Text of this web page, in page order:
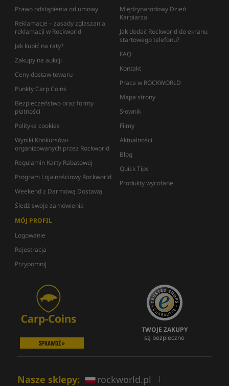
Prawo odstąpienia od umowy
Reklamacje – zasady zgłaszania
reklamacji w Rockworld
Jak kupić na raty?
Zakupy na aukcji
Ceny dostaw towaru
Punkty Carp Coins
Bezpieczeństwo oraz formy
płatności
Polityka cookies
Wyniki Konkursów+
organizowanych przez Rockworld
Regulamin Karty Rabatowej
Program Lojalnościowy Rockworld
Weekend z Darmową Dostawą
Śledź swoje zamówienia
Międzynarodowy Dzień
Karpiarza
Jak dodać Rockworld do ekranu
startowego telefonu?
FAQ
Kontakt
Praca w ROCKWORLD
Mapa strony
Słownik
Filmy
Aktualności
Blog
Quick Tips
Produkty wycofane
MÓJ PROFIL
Logowanie
Rejestracja
Przypomnij
SPRAWDŹ »
TWOJE ZAKUPY
są bezpieczne
Nasze sklepy: rockworld.pl |